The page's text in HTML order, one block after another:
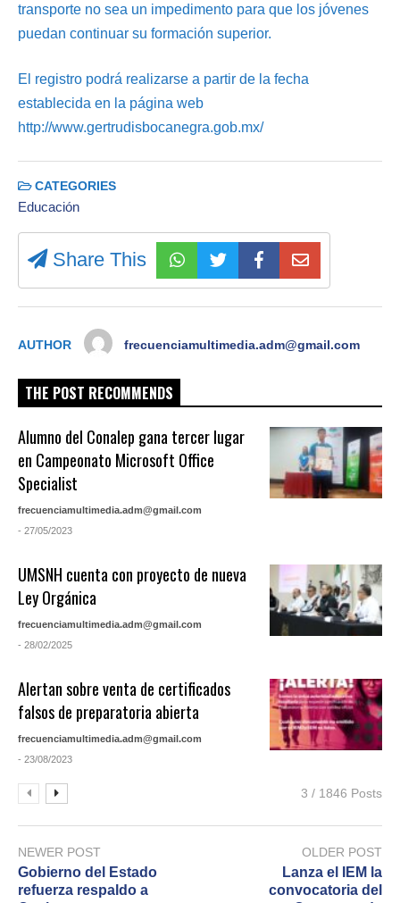
transporte no sea un impedimento para que los jóvenes
puedan continuar su formación superior.
El registro podrá realizarse a partir de la fecha
establecida en la página web
http://www.gertrudisbocanegra.gob.mx/
CATEGORIES
Educación
Share This
AUTHOR frecuenciamultimedia.adm@gmail.com
THE POST RECOMMENDS
Alumno del Conalep gana tercer lugar
en Campeonato Microsoft Office
Specialist
frecuenciamultimedia.adm@gmail.com
- 27/05/2023
UMSNH cuenta con proyecto de nueva
Ley Orgánica
frecuenciamultimedia.adm@gmail.com
- 28/02/2025
Alertan sobre venta de certificados
falsos de preparatoria abierta
frecuenciamultimedia.adm@gmail.com
- 23/08/2023
3 / 1846 Posts
NEWER POST
Gobierno del Estado
refuerza respaldo a
OLDER POST
Lanza el IEM la
convocatoria del